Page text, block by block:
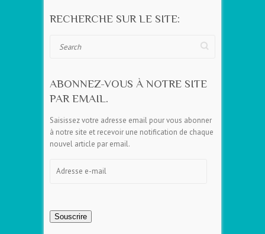
RECHERCHE SUR LE SITE:
ABONNEZ-VOUS À NOTRE SITE
PAR EMAIL.
Saisissez votre adresse email pour vous abonner
à notre site et recevoir une notification de chaque
nouvel article par email.
Souscrire